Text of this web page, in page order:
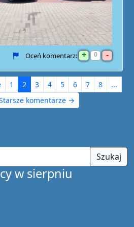
Oceń komentarz: + 0 -
1 2 3 4 5 6 7 8
...
komentarze →
Szukaj
w sierpniu